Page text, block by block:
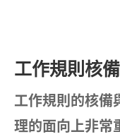
工作規則核
工作規則的核備
理的面向上非常